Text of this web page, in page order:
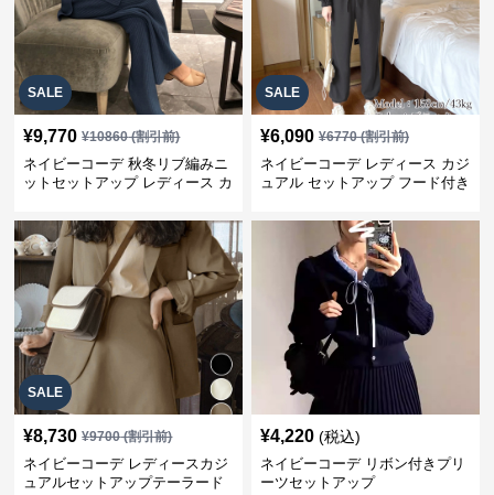
SALE
¥9,770 ¥10860(割引前)
ネイビーコーデ 秋冬リブ編みニ
ットセットアップ レディース カ
SALE
¥6,090 ¥6770(割引前)
ネイビーコーデ レディース カジ
ュアル セットアップ フード付き
SALE
¥8,730 ¥9700(割引前)
ネイビーコーデ レディースカジ
ュアルセットアップテーラード
¥4,220 (税込)
ネイビーコーデ リボン付きプリ
ーツセットアップ